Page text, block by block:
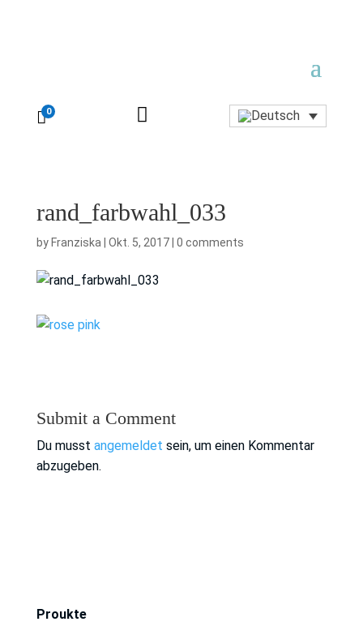
0 
rand_farbwahl_033
by Franziska Okt. 5, 2017| 0 comments
Submit a Comment
Du musst angemeldet sein, um einen Kommentar
abzugeben.
Proukte